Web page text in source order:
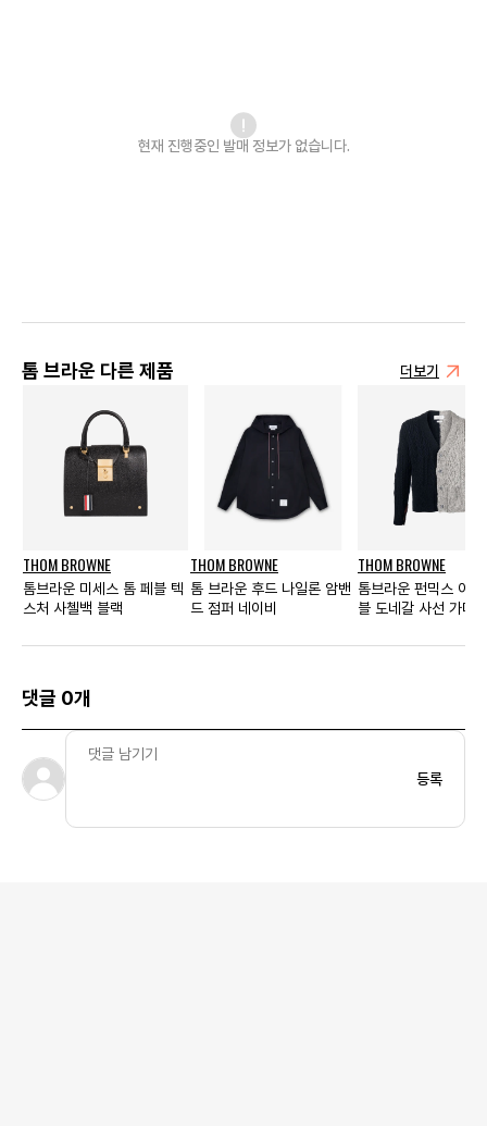
현재 진행중인 발매 정보가 없습니다.
톰 브라운 다른 제품 더보기
THOM BROWNE
톰브라운 미세스 톰 페블 텍
스처 사첼백 블랙
THOM BROWNE
톰 브라운 후드 나일론 암밴
드 점퍼 네이비
THOM BROWNE
톰브라운 펀믹스 아
블 도네갈 사선 가디
댓글 0개
등록